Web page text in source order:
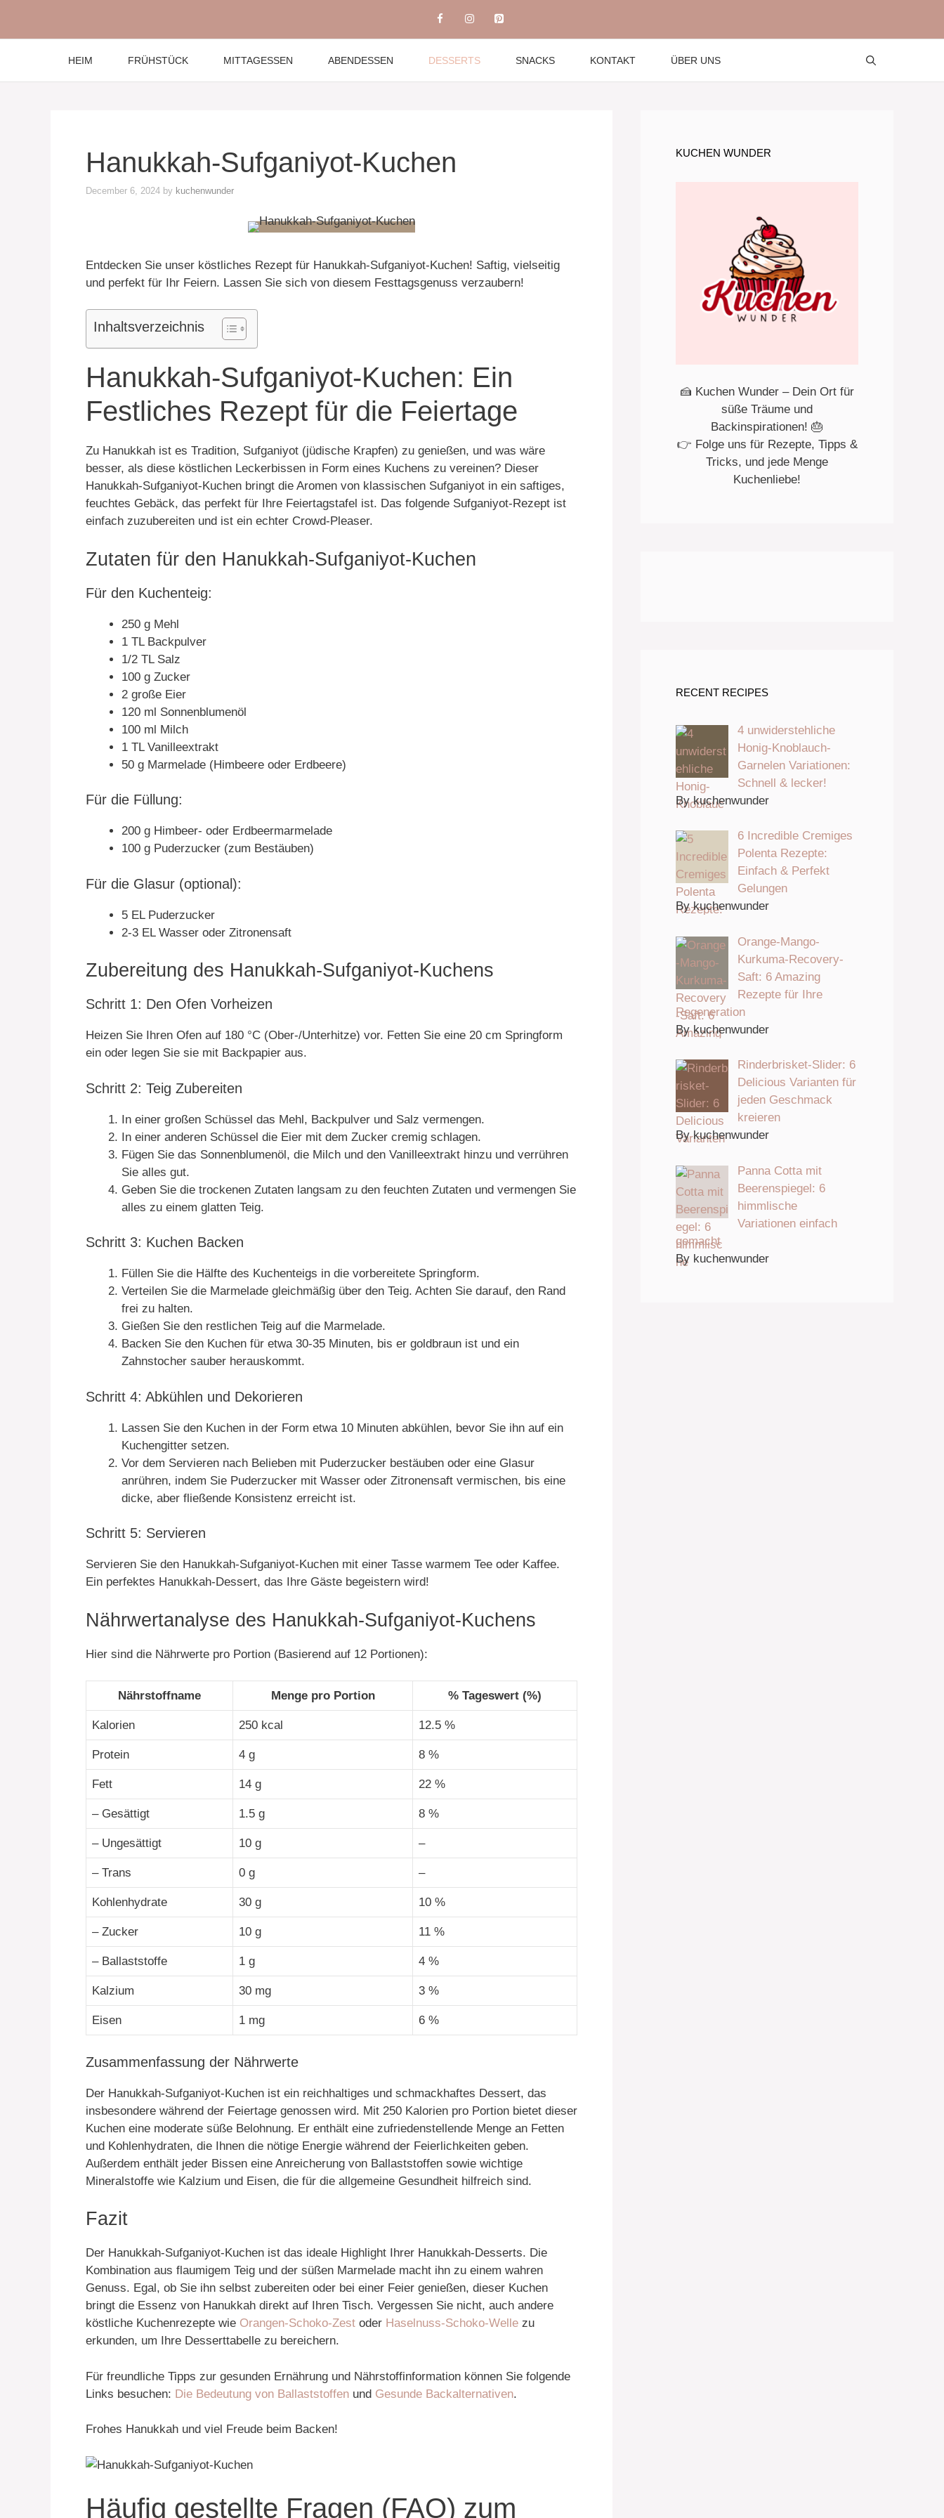
content
HEIM FRÜHSTÜCK MITTAGESSEN ABENDESSEN DESSERTS SNACKS KONTAKT ÜBER UNS
Hanukkah-Sufganiyot-Kuchen
December 6, 2024 by kuchenwunder
Entdecken Sie unser köstliches Rezept für Hanukkah-Sufganiyot-Kuchen! Saftig, vielseitig
und perfekt für Ihr Feiern. Lassen Sie sich von diesem Festtagsgenuss verzaubern!
Inhaltsverzeichnis
Hanukkah-Sufganiyot-Kuchen: Ein
Festliches Rezept für die Feiertage
Zu Hanukkah ist es Tradition, Sufganiyot (jüdische Krapfen) zu genießen, und was wäre
besser, als diese köstlichen Leckerbissen in Form eines Kuchens zu vereinen? Dieser
Hanukkah-Sufganiyot-Kuchen bringt die Aromen von klassischen Sufganiyot in ein saftiges,
feuchtes Gebäck, das perfekt für Ihre Feiertagstafel ist. Das folgende Sufganiyot-Rezept ist
einfach zuzubereiten und ist ein echter Crowd-Pleaser.
Zutaten für den Hanukkah-Sufganiyot-Kuchen
Für den Kuchenteig:
250 g Mehl
1 TL Backpulver
1/2 TL Salz
100 g Zucker
2 große Eier
120 ml Sonnenblumenöl
100 ml Milch
1 TL Vanilleextrakt
50 g Marmelade (Himbeere oder Erdbeere)
Für die Füllung:
200 g Himbeer- oder Erdbeermarmelade
100 g Puderzucker (zum Bestäuben)
Für die Glasur (optional):
5 EL Puderzucker
2-3 EL Wasser oder Zitronensaft
Zubereitung des Hanukkah-Sufganiyot-Kuchens
Schritt 1: Den Ofen Vorheizen
Heizen Sie Ihren Ofen auf 180 °C (Ober-/Unterhitze) vor. Fetten Sie eine 20 cm Springform
ein oder legen Sie sie mit Backpapier aus.
Schritt 2: Teig Zubereiten
In einer großen Schüssel das Mehl, Backpulver und Salz vermengen.
In einer anderen Schüssel die Eier mit dem Zucker cremig schlagen.
Fügen Sie das Sonnenblumenöl, die Milch und den Vanilleextrakt hinzu und verrühren
Sie alles gut.
Geben Sie die trockenen Zutaten langsam zu den feuchten Zutaten und vermengen Sie
alles zu einem glatten Teig.
Schritt 3: Kuchen Backen
Füllen Sie die Hälfte des Kuchenteigs in die vorbereitete Springform.
Verteilen Sie die Marmelade gleichmäßig über den Teig. Achten Sie darauf, den Rand
frei zu halten.
Gießen Sie den restlichen Teig auf die Marmelade.
Backen Sie den Kuchen für etwa 30-35 Minuten, bis er goldbraun ist und ein
Zahnstocher sauber herauskommt.
Schritt 4: Abkühlen und Dekorieren
Lassen Sie den Kuchen in der Form etwa 10 Minuten abkühlen, bevor Sie ihn auf ein
Kuchengitter setzen.
Vor dem Servieren nach Belieben mit Puderzucker bestäuben oder eine Glasur
anrühren, indem Sie Puderzucker mit Wasser oder Zitronensaft vermischen, bis eine
dicke, aber fließende Konsistenz erreicht ist.
Schritt 5: Servieren
Servieren Sie den Hanukkah-Sufganiyot-Kuchen mit einer Tasse warmem Tee oder Kaffee.
Ein perfektes Hanukkah-Dessert, das Ihre Gäste begeistern wird!
Nährwertanalyse des Hanukkah-Sufganiyot-Kuchens
Hier sind die Nährwerte pro Portion (Basierend auf 12 Portionen):
Nährstoffname Menge pro Portion % Tageswert (%)
Kalorien 250 kcal 12.5 %
Protein 4 g 8 %
Fett 14 g 22 %
– Gesättigt 1.5 g 8 %
– Ungesättigt 10 g –
– Trans 0 g –
Kohlenhydrate 30 g 10 %
– Zucker 10 g 11 %
– Ballaststoffe 1 g 4 %
Kalzium 30 mg 3 %
Eisen 1 mg 6 %
Zusammenfassung der Nährwerte
Der Hanukkah-Sufganiyot-Kuchen ist ein reichhaltiges und schmackhaftes Dessert, das
insbesondere während der Feiertage genossen wird. Mit 250 Kalorien pro Portion bietet dieser
Kuchen eine moderate süße Belohnung. Er enthält eine zufriedenstellende Menge an Fetten
und Kohlenhydraten, die Ihnen die nötige Energie während der Feierlichkeiten geben.
Außerdem enthält jeder Bissen eine Anreicherung von Ballaststoffen sowie wichtige
Mineralstoffe wie Kalzium und Eisen, die für die allgemeine Gesundheit hilfreich sind.
Fazit
Der Hanukkah-Sufganiyot-Kuchen ist das ideale Highlight Ihrer Hanukkah-Desserts. Die
Kombination aus flaumigem Teig und der süßen Marmelade macht ihn zu einem wahren
Genuss. Egal, ob Sie ihn selbst zubereiten oder bei einer Feier genießen, dieser Kuchen
bringt die Essenz von Hanukkah direkt auf Ihren Tisch. Vergessen Sie nicht, auch andere
köstliche Kuchenrezepte wie Orangen-Schoko-Zest oder Haselnuss-Schoko-Welle zu
erkunden, um Ihre Desserttabelle zu bereichern.
Für freundliche Tipps zur gesunden Ernährung und Nährstoffinformation können Sie folgende
Links besuchen: Die Bedeutung von Ballaststoffen und Gesunde Backalternativen.
Frohes Hanukkah und viel Freude beim Backen!
Häufig gestellte Fragen (FAQ) zum
KUCHEN WUNDER
🍰 Kuchen Wunder – Dein Ort für
süße Träume und
Backinspirationen! 🎂
👉 Folge uns für Rezepte, Tipps &
Tricks, und jede Menge
Kuchenliebe!
RECENT RECIPES
4 unwiderstehliche
Honig-Knoblauch-
Garnelen Variationen:
Schnell & lecker!
By kuchenwunder
6 Incredible Cremiges
Polenta Rezepte:
Einfach & Perfekt
Gelungen
By kuchenwunder
Orange-Mango-
Kurkuma-Recovery-
Saft: 6 Amazing
Rezepte für Ihre
Regeneration
By kuchenwunder
Rinderbrisket-Slider: 6
Delicious Varianten für
jeden Geschmack
kreieren
By kuchenwunder
Panna Cotta mit
Beerenspiegel: 6
himmlische
Variationen einfach
gemacht
By kuchenwunder